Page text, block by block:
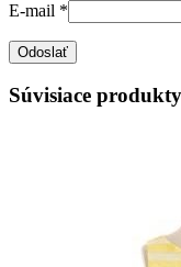
E-mail *
Súvisiace produkty